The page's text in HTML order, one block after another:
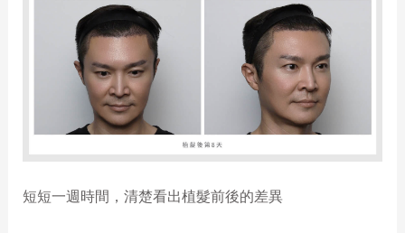
短短一週時間，清楚看出植髮前後的差異